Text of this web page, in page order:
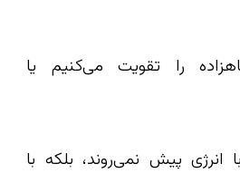
را تقویت می‌کنیم یا
انرژی پیش نمی‌روند،‌ بلکه با